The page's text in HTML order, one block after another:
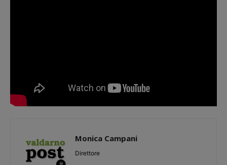
Monica Campani
Direttore